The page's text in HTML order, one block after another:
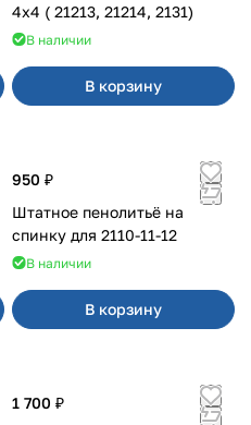
4x4 ( 21213, 21214, 2131)
В наличии
В корзину
950 ₽
Штатное пенолитьё на
спинку для 2110-11-12
В наличии
В корзину
1 700 ₽